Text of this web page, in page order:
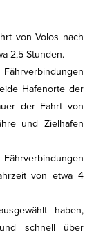
von Volos nach
2,5 Stunden.
Hafenorte der
der Fahrt von
und Zielhafen
von etwa 4
haben,
schnell über